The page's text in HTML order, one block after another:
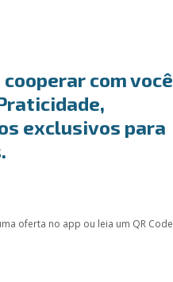
com você
exclusivos para
oferta no app ou leia um QR Code